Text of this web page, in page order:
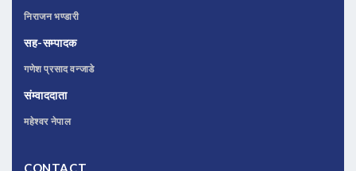
निराजन भण्डारी
सह-सम्पादक
गणेश प्रसाद वन्जाडे
संम्वाददाता
महेश्वर नेपाल
CONTACT